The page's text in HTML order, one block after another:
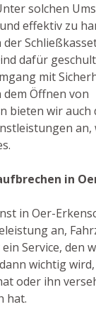
solchen
effektiv zu
dafür
mit
Öffnen von
bieten wir auch
an,
in
in Oer-
an,
Service, den
wichtig
oder ihn
hat.